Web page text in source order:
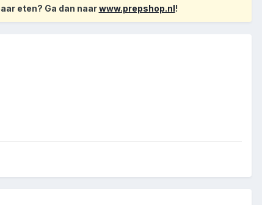
eten? Ga dan naarwww.prepshop.nl!